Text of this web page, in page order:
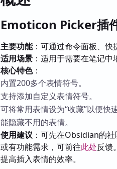
Emoticon Picker插
主要功能：可通过命令面板、快
适用场景 ：适用于需要在笔记
核心特色：
内置200多个表情符号。
支持添加自定义表情符号。
可将常用表情设为“收藏”以便快
能隐藏不用的表情。
使用建议 ：可先在Obsidian的
或有功能需求，可前往此处反馈
提高插入表情的效率。